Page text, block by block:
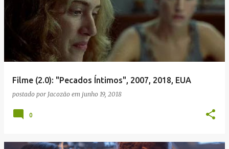
Filme (2.0): "Pecados Íntimos", 2007, 2018, EUA
postado por Jacozão em junho 19, 2018
0